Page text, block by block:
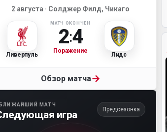
2 августа · Солджер Филд, Чикаго
Ливерпуль
МАТЧ ОКОНЧЕН
2:4
Поражение
Лидс
Обзор матча→
БЛИЖАЙШИЙ МАТЧ
игра Предсезонка